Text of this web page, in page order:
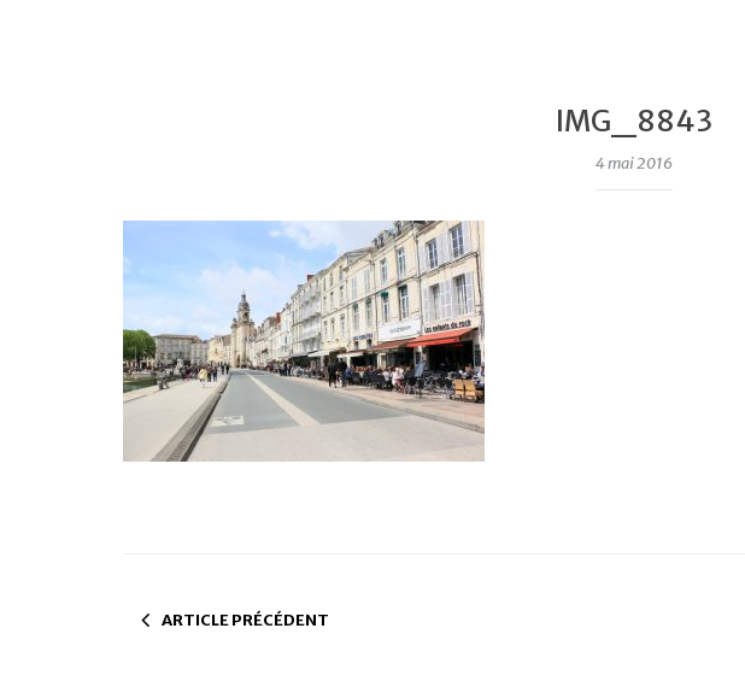
IMG_8843
4 mai 2016
ARTICLE PRÉCÉDENT